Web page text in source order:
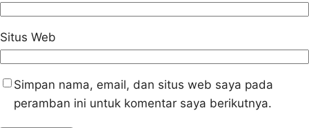
Situs Web
Simpan nama, email, dan situs web saya pada
peramban ini untuk komentar saya berikutnya.